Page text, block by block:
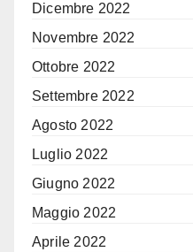
Dicembre 2022
Novembre 2022
Ottobre 2022
Settembre 2022
Agosto 2022
Luglio 2022
Giugno 2022
Maggio 2022
Aprile 2022